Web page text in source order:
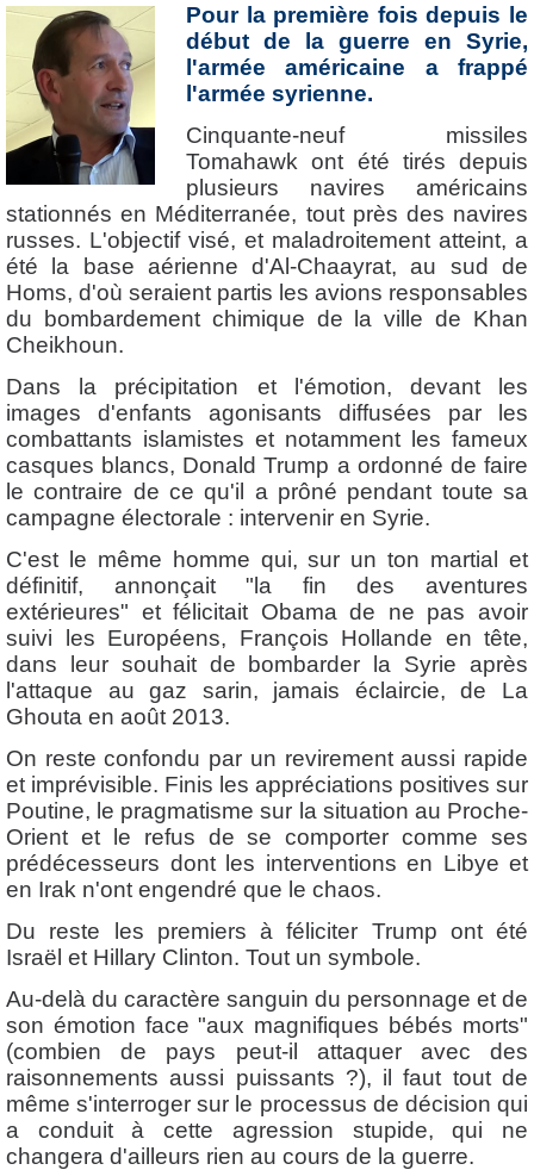
Pour la première fois depuis le
début de la guerre en Syrie,
l'armée américaine a frappé
l'armée syrienne.
Cinquante-neuf missiles
Tomahawk ont été tirés depuis
plusieurs navires américains
stationnés en Méditerranée, tout près des navires
russes. L'objectif visé, et maladroitement atteint, a
été la base aérienne d'Al-Chaayrat, au sud de
Homs, d'où seraient partis les avions responsables
du bombardement chimique de la ville de Khan
Cheikhoun.
Dans la précipitation et l'émotion, devant les
images d'enfants agonisants diffusées par les
combattants islamistes et notamment les fameux
casques blancs, Donald Trump a ordonné de faire
le contraire de ce qu'il a prôné pendant toute sa
campagne électorale : intervenir en Syrie.
C'est le même homme qui, sur un ton martial et
définitif, annonçait "la fin des aventures
extérieures" et félicitait Obama de ne pas avoir
suivi les Européens, François Hollande en tête,
dans leur souhait de bombarder la Syrie après
l'attaque au gaz sarin, jamais éclaircie, de La
Ghouta en août 2013.
On reste confondu par un revirement aussi rapide
et imprévisible. Finis les appréciations positives sur
Poutine, le pragmatisme sur la situation au Proche-
Orient et le refus de se comporter comme ses
prédécesseurs dont les interventions en Libye et
en Irak n'ont engendré que le chaos.
Du reste les premiers à féliciter Trump ont été
Israël et Hillary Clinton. Tout un symbole.
Au-delà du caractère sanguin du personnage et de
son émotion face "aux magnifiques bébés morts"
(combien de pays peut-il attaquer avec des
raisonnements aussi puissants ?), il faut tout de
même s'interroger sur le processus de décision qui
a conduit à cette agression stupide, qui ne
changera d'ailleurs rien au cours de la guerre.